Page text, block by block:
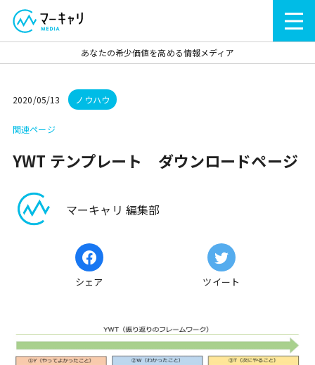
あなたの希少価値を高める情報メディア
2020/05/13 ノウハウ
関連ページ
YWT テンプレート ダウンロードページ
マーキャリ 編集部
シェア ツイート